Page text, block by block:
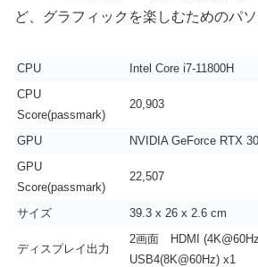
ど、グラフィックを楽しむためのパソ
CPU Intel Core i7-11800H
CPU
Score(passmark)
20,903
GPU
NVIDIA GeForce RTX
GPU
Score(passmark)
22,507
サイズ ‎39.3 x 26 x 2.6 cm
ディスプレイ出力
2画面 HDMI
USB4(8K@60Hz) x1